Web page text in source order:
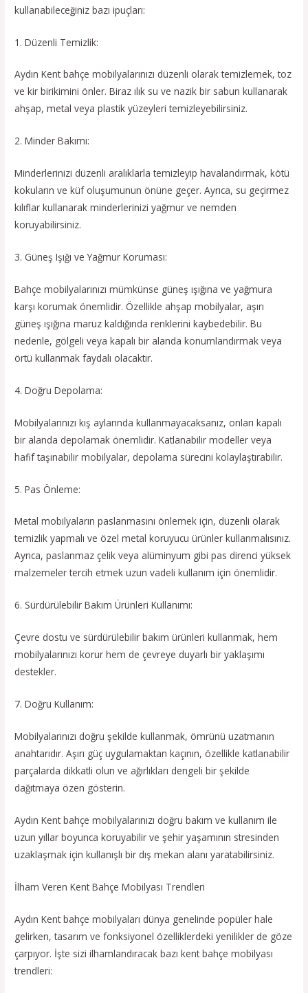
kullanabileceğiniz bazı ipuçları:
1. Düzenli Temizlik:
Aydın Kent bahçe mobilyalarınızı düzenli olarak temizlemek, toz
ve kir birikimini önler. Biraz ılık su ve nazik bir sabun kullanarak
ahşap, metal veya plastik yüzeyleri temizleyebilirsiniz.
2. Minder Bakımı:
Minderlerinizi düzenli aralıklarla temizleyip havalandırmak, kötü
kokuların ve küf oluşumunun önüne geçer. Ayrıca, su geçirmez
kılıflar kullanarak minderlerinizi yağmur ve nemden
koruyabilirsiniz.
3. Güneş Işığı ve Yağmur Koruması:
Bahçe mobilyalarınızı mümkünse güneş ışığına ve yağmura
karşı korumak önemlidir. Özellikle ahşap mobilyalar, aşırı
güneş ışığına maruz kaldığında renklerini kaybedebilir. Bu
nedenle, gölgeli veya kapalı bir alanda konumlandırmak veya
örtü kullanmak faydalı olacaktır.
4. Doğru Depolama:
Mobilyalarınızı kış aylarında kullanmayacaksanız, onları kapalı
bir alanda depolamak önemlidir. Katlanabilir modeller veya
hafif taşınabilir mobilyalar, depolama sürecini kolaylaştırabilir.
5. Pas Önleme:
Metal mobilyaların paslanmasını önlemek için, düzenli olarak
temizlik yapmalı ve özel metal koruyucu ürünler kullanmalısınız.
Ayrıca, paslanmaz çelik veya alüminyum gibi pas direnci yüksek
malzemeler tercih etmek uzun vadeli kullanım için önemlidir.
6. Sürdürülebilir Bakım Ürünleri Kullanımı:
Çevre dostu ve sürdürülebilir bakım ürünleri kullanmak, hem
mobilyalarınızı korur hem de çevreye duyarlı bir yaklaşımı
destekler.
7. Doğru Kullanım:
Mobilyalarınızı doğru şekilde kullanmak, ömrünü uzatmanın
anahtarıdır. Aşırı güç uygulamaktan kaçının, özellikle katlanabilir
parçalarda dikkatli olun ve ağırlıkları dengeli bir şekilde
dağıtmaya özen gösterin.
Aydın Kent bahçe mobilyalarınızı doğru bakım ve kullanım ile
uzun yıllar boyunca koruyabilir ve şehir yaşamının stresinden
uzaklaşmak için kullanışlı bir dış mekan alanı yaratabilirsiniz.
İlham Veren Kent Bahçe Mobilyası Trendleri
Aydın Kent bahçe mobilyaları dünya genelinde popüler hale
gelirken, tasarım ve fonksiyonel özelliklerdeki yenilikler de göze
çarpıyor. İşte sizi ilhamlandıracak bazı kent bahçe mobilyası
trendleri: